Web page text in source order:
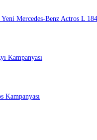
Mercedes-Benz Actros L
Kampanyası
Kampanyası